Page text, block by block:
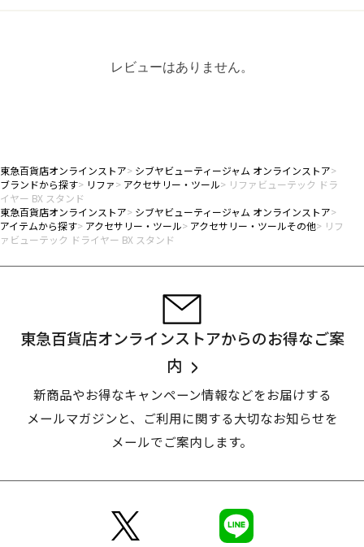
レビューはありません。
東急百貨店オンラインストア
シブヤビューティージャム オンラインストア
ブランドから探す
リファ アクセサリー・ツール
リファビューテック ドラ
イヤー BX スタンド
東急百貨店オンラインストア
シブヤビューティージャム オンラインストア
アイテムから探す
アクセサリー・ツール アクセサリー・ツールその他
リフ
ァビューテック ドライヤー BX スタンド
東急百貨店オンラインストアからのお得なご案
内
新商品やお得なキャンペーン情報などをお届けする
メールマガジンと、
ご利用に関する大切なお知らせを
メールでご案内します。